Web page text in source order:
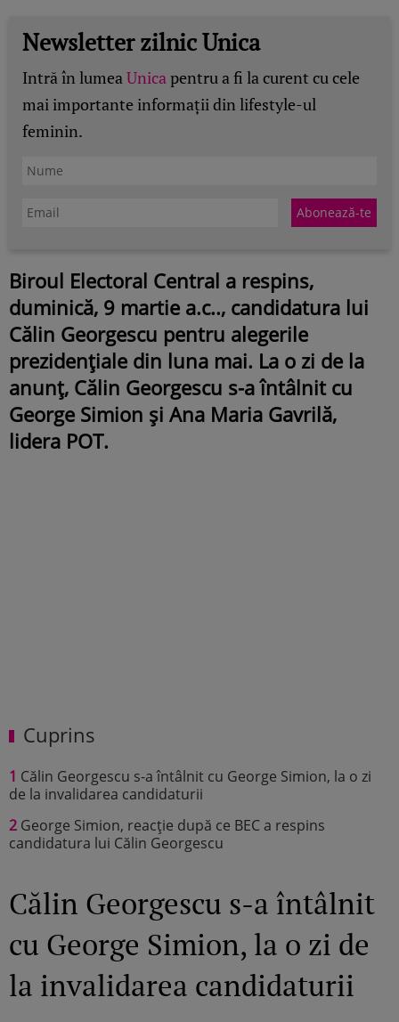
Newsletter zilnic Unica
Intră în lumeaUnicapentru a fi la curent cu cele
mai importante informații din lifestyle-ul
feminin.
Biroul Electoral Central a respins,
duminică, 9 martie a.c.., candidatura lui
Călin Georgescu pentru alegerile
prezidențiale din luna mai. La o zi de la
anunț, Călin Georgescu s-a întâlnit cu
George Simion și Ana Maria Gavrilă,
lidera POT.
Cuprins
1 Călin Georgescu s-a întâlnit cu George Simion, la o zi
de la invalidarea candidaturii
2 George Simion, reacție după ce BEC a respins
candidatura lui Călin Georgescu
Călin Georgescu s-a întâlnit
cu George Simion, la o zi de
la invalidarea candidaturii